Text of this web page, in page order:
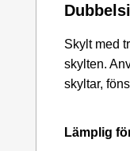
Skylt med
skylten.
skyltar,
Lämplig